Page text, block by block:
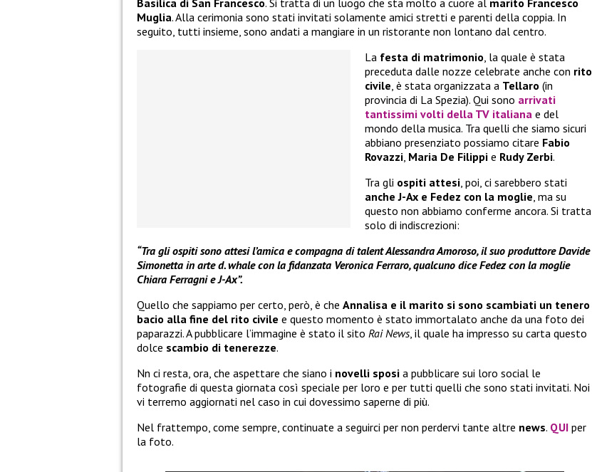
Basilica di San Francesco. Si tratta di un luogo che sta molto a cuore al marito Francesco
Muglia. Alla cerimonia sono stati invitati solamente amici stretti e parenti della coppia. In
seguito, tutti insieme, sono andati a mangiare in un ristorante non lontano dal centro.
La festa di matrimonio, la quale è stata
preceduta dalle nozze celebrate anche con rito
civile, è stata organizzata a Tellaro (in
provincia di La Spezia). Qui sono arrivati
tantissimi volti della TV italiana e del
mondo della musica. Tra quelli che siamo sicuri
abbiano presenziato possiamo citare Fabio
Rovazzi, Maria De Filippi e Rudy Zerbi.
Tra gli ospiti attesi, poi, ci sarebbero stati
anche J-Ax e Fedez con la moglie, ma su
questo non abbiamo conferme ancora. Si tratta
solo di indiscrezioni:
“Tra gli ospiti sono attesi l’amica e compagna di talent Alessandra Amoroso, il suo produttore Davide
Simonetta in arte d. whale con la fidanzata Veronica Ferraro, qualcuno dice Fedez con la moglie
Chiara Ferragni e J-Ax”.
Quello che sappiamo per certo, però, è che Annalisa e il marito si sono scambiati un tenero
bacio alla fine del rito civile e questo momento è stato immortalato anche da una foto dei
paparazzi. A pubblicare l’immagine è stato il sito Rai News, il quale ha impresso su carta questo
dolce scambio di tenerezze.
Nn ci resta, ora, che aspettare che siano i novelli sposi a pubblicare sui loro social le
fotografie di questa giornata così speciale per loro e per tutti quelli che sono stati invitati. Noi
vi terremo aggiornati nel caso in cui dovessimo saperne di più.
Nel frattempo, come sempre, continuate a seguirci per non perdervi tante altre news. QUI per
la foto.